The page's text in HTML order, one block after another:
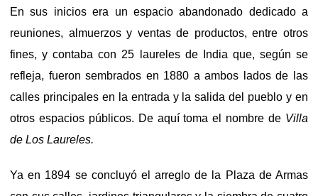
En sus inicios era un espacio abandonado dedicado a
reuniones, almuerzos y ventas de productos, entre otros
fines, y contaba con 25 laureles de India que, según se
refleja, fueron sembrados en 1880 a ambos lados de las
calles principales en la entrada y la salida del pueblo y en
otros espacios públicos. De aquí toma el nombre de Villa
de Los Laureles.
Ya en 1894 se concluyó el arreglo de la Plaza de Armas